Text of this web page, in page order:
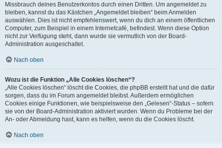
Missbrauch deines Benutzerkontos durch einen Dritten. Um angemeldet zu
bleiben, kannst du das Kästchen „Angemeldet bleiben“ beim Anmelden
auswählen. Dies ist nicht empfehlenswert, wenn du dich an einem öffentlichen
Computer, zum Beispiel in einem Internetcafé, befindest. Wenn diese Option
nicht zur Verfügung steht, dann wurde sie vermutlich von der Board-
Administration ausgeschaltet.
Nach oben
Wozu ist die Funktion „Alle Cookies löschen“?
„Alle Cookies löschen“ löscht die Cookies, die phpBB erstellt hat und die dafür
sorgen, dass du im Forum angemeldet bleibst. Außerdem ermöglichen
Cookies einige Funktionen, wie beispielsweise den „Gelesen“-Status – sofern
sie von der Board-Administration aktiviert wurden. Wenn du Probleme bei der
An- oder Abmeldung hast, kann es helfen, wenn du die Cookies löscht.
Nach oben